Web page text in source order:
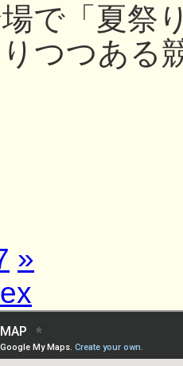
で「夏祭
つつある
»